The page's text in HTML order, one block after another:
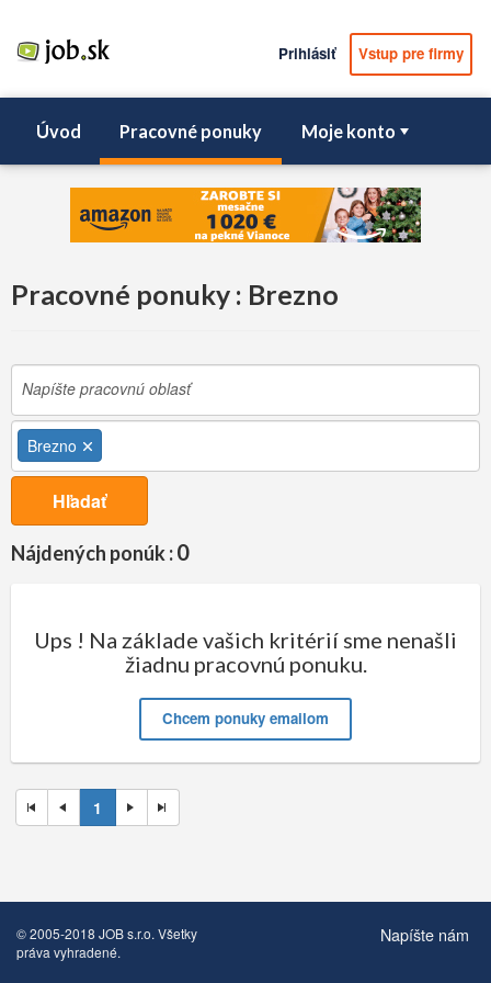
Prihlásiť Vstup pre firmy
Úvod Pracovné ponuky Moje konto
Pracovné ponuky : Brezno
Brezno
Hľadať
Nájdených ponúk :0
Ups ! Na základe vašich kritérií sme nenašli
žiadnu pracovnú ponuku.
Chcem ponuky emailom
1
© 2005-2018 JOB s.r.o. Všetky
práva vyhradené.
Napíšte nám